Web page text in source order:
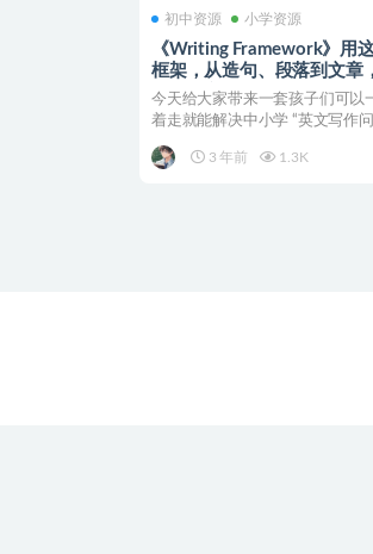
初中资源 小学资源
《Writing Framework》用
框架，从造句、段落到文章
解决英文写作问题
今天给大家带来一套孩子们可以
着走就能解决中小学 “英文写作问
3 年前
1.3K